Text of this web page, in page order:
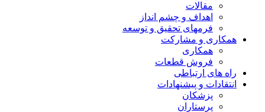
مقالات
اهداف و چشم انداز
فرمهای تحقیق و توسعه
همکاری و مشارکت
همکاری
فروش قطعات
راه های ارتباطی
انتقادات و پيشنهادات
پزشكان
پرستاران